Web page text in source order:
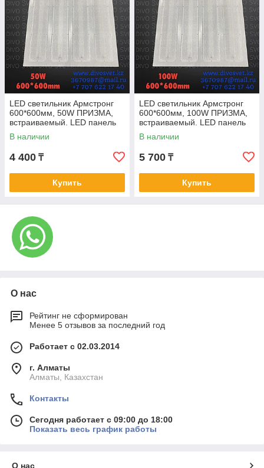
LED светильник Армстронг
600*600мм, 50W ПРИЗМА,
встраиваемый. LED панель
офисная потолочная
60*60см 50Вт.
В наличии
4 400 ₸
Купить
LED светильник Армстронг
600*600мм, 100W ПРИЗМА,
встраиваемый. LED панель
офисная потолочная
60*60см 100Вт.
В наличии
5 700 ₸
Купить
О нас
Рейтинг не сформирован
Менее 5 отзывов за последний год
Работает с 02.03.2014
г. Алматы
Алматы, Казахстан
Контакты
Сегодня работает с 09:00 до 18:00
Показать весь график работы
О нас